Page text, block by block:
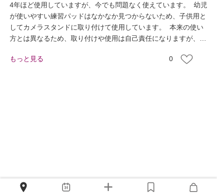
4年ほど使用していますが、今でも問題なく使えています。 幼児
が使いやすい練習パッドはなかなか見つからないため、子供用と
してカメラスタンドに取り付けて使用しています。 本来の使い
方とは異なるため、取り付けや使用は自己責任になりますが、ぐ
久性もあり、長く使える練習パッドだと思います。
0